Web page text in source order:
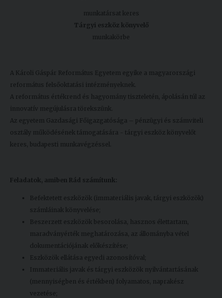
munkatársat keres
Tárgyi eszköz könyvelő
munkakörbe
A Károli Gáspár Református Egyetem egyike a magyarországi
református felsőoktatási intézményeknek.
A református értékrend és hagyomány tiszteletén, ápolásán túl az
innovatív megújulásra törekszünk.
Az egyetem Gazdasági Főigazgatósága – pénzügyi és számviteli
osztály működésének támogatására - tárgyi eszköz könyvelőt
keres, budapesti munkavégzéssel.
Feladatok, amiben Rád számítunk:
Befektetett eszközök (immateriális javak, tárgyi eszközök)
számláinak könyvelése;
Beszerzett eszközök besorolása, hasznos élettartam,
maradványérték meghatározása, az állományba vétel
dokumentációjának előkészítése;
Eszközök ellátása egyedi azonosítóval;
Immateriális javak és tárgyi eszközök nyilvántartásának
(mennyiségben és értékben) folyamatos, naprakész
vezetése;